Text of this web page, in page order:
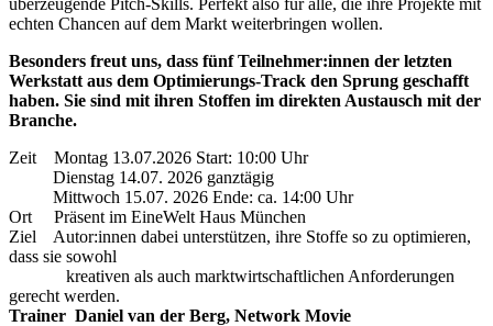
überzeugende Pitch-Skills. Perfekt also für alle, die ihre Projekte mit
echten Chancen auf dem Markt weiterbringen wollen.
Besonders freut uns, dass fünf Teilnehmer:innen der letzten
Werkstatt aus dem Optimierungs-Track den Sprung geschafft
haben. Sie sind mit ihren Stoffen im direkten Austausch mit der
Branche.
Zeit Montag 13.07.2026 Start: 10:00 Uhr
Dienstag 14.07. 2026 ganztägig
Mittwoch 15.07. 2026 Ende: ca. 14:00 Uhr
Ort Präsent im EineWelt Haus München
Ziel Autor:innen dabei unterstützen, ihre Stoffe so zu optimieren,
dass sie sowohl
kreativen als auch marktwirtschaftlichen Anforderungen
gerecht werden.
Trainer Daniel van der Berg, Network Movie